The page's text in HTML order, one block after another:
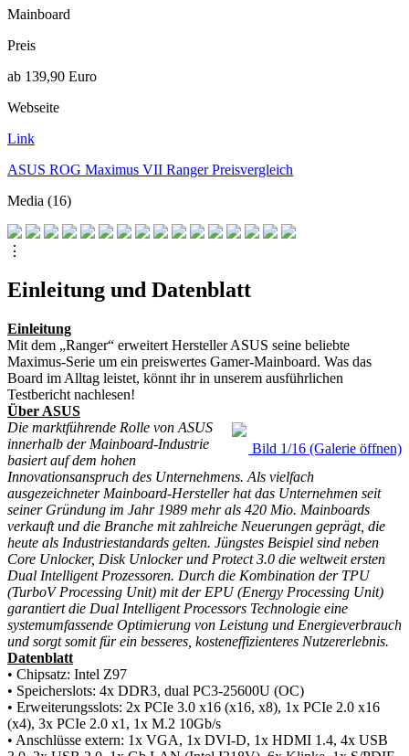
Mainboard
Preis
ab 139,90 Euro
Webseite
Link
ASUS ROG Maximus VII Ranger Preisvergleich
Media (16)
⋮
Einleitung und Datenblatt
Einleitung
Mit dem „Ranger“ erweitert Hersteller ASUS seine beliebte
Maximus-Serie um ein preiswertes Gamer-Mainboard. Was das
Board im Alltag leistet, könnt ihr in unserem ausführlichen
Testbericht nachlesen!
Über ASUS
Bild 1/16 (Galerie öffnen)
Die marktführende Rolle von ASUS
innerhalb der Mainboard-Industrie
basiert auf dem hohen
Innovationsanspruch des Unternehmens. Als vielfach
ausgezeichneter Mainboard-Hersteller hat das Unternehmen seit
seiner Gründung im Jahr 1989 mehr als 420 Mio. Mainboards
verkauft und die Branche mit zahlreiche Neuerungen geprägt, die
heute als Industriestandards gelten. Jüngstes Beispiel sind neben
Core Unlocker, Disk Unlocker und Protect 3.0 die weltweit ersten
Dual Intelligent Prozessoren. Durch die Kombination der TPU
(TurboV Processing Unit) mit der EPU (Energy Processing Unit)
garantiert die Dual Intelligent Processors Technologie eine
systemumfassende Optimierung von Leistung und Energieverbrauch
und sorgt somit für ein besseres, kosteneffizienteres Nutzererlebnis.
Datenblatt
• Chipsatz: Intel Z97
• Speicherslots: 4x DDR3, dual PC3-25600U (OC)
• Erweiterungsslots: 2x PCIe 3.0 x16 (x16, x8), 1x PCIe 2.0 x16
(x4), 3x PCIe 2.0 x1, 1x M.2 10Gb/s
• Anschlüsse extern: 1x VGA, 1x DVI-D, 1x HDMI 1.4, 4x USB